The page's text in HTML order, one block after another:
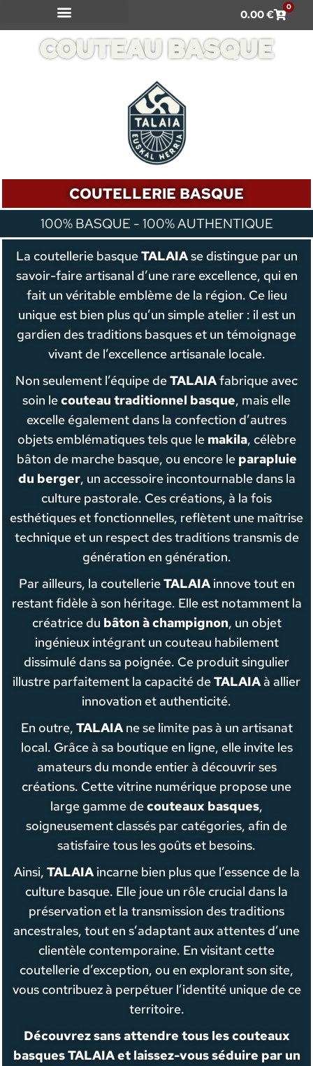
0.00€
0
COUTEAU BASQUE
COUTELLERIE BASQUE
100% BASQUE - 100% AUTHENTIQUE
La coutellerie basqueTALAIAse distingue par un
savoir-faire artisanal d’une rare excellence, qui en
fait un véritable emblème de la région. Ce lieu
unique est bien plus qu’un simple atelier : il est un
gardien des traditions basques et un témoignage
vivant de l’excellence artisanale locale.
Non seulement l’équipe deTALAIAfabrique avec
soin lecouteau traditionnel basque, mais elle
excelle également dans la confection d’autres
objets emblématiques tels que le makila, célèbre
bâton de marche basque, ou encore le parapluie
du berger, un accessoire incontournable dans la
culture pastorale. Ces créations, à la fois
esthétiques et fonctionnelles, reflètent une maîtrise
technique et un respect des traditions transmis de
génération en génération.
Par ailleurs, la coutellerieTALAIAinnove tout en
restant fidèle à son héritage. Elle est notamment la
créatrice du bâton à champignon, un objet
ingénieux intégrant un couteau habilement
dissimulé dans sa poignée. Ce produit singulier
illustre parfaitement la capacité deTALAIAà allier
innovation et authenticité.
En outre, TALAIAne se limite pas à un artisanat
local. Grâce à sa boutique en ligne, elle invite les
amateurs du monde entier à découvrir ses
créations. Cette vitrine numérique propose une
large gamme decouteaux basques,
soigneusement classés par catégories, afin de
satisfaire tous les goûts et besoins.
Ainsi, TALAIAincarne bien plus que l’essence de la
culture basque. Elle joue un rôle crucial dans la
préservation et la transmission des traditions
ancestrales, tout en s’adaptant aux attentes d’une
clientèle contemporaine. En visitant cette
coutellerie d’exception, ou en explorant son site,
vous contribuez à perpétuer l’identité unique de ce
territoire.
Découvrez sans attendre tous les couteaux
basques TALAIA et laissez-vous séduire par un